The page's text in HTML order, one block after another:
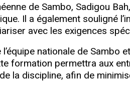
de Sambo, Sadigou
Il a également souligné
avec les exigences
nationale de Sambo
formation permettra aux
la discipline, afin de